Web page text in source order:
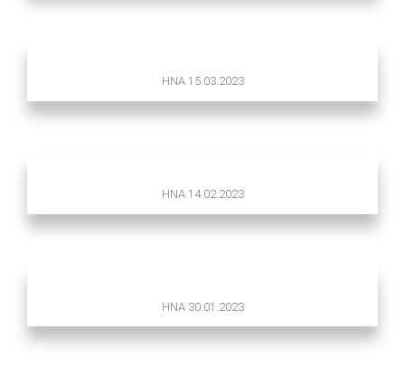
HNA 15.03.2023
HNA 14.02.2023
HNA 30.01.2023